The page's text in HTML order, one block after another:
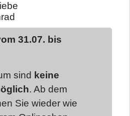
31.07. bis
sind keine
. Ab dem
Sie wieder wie